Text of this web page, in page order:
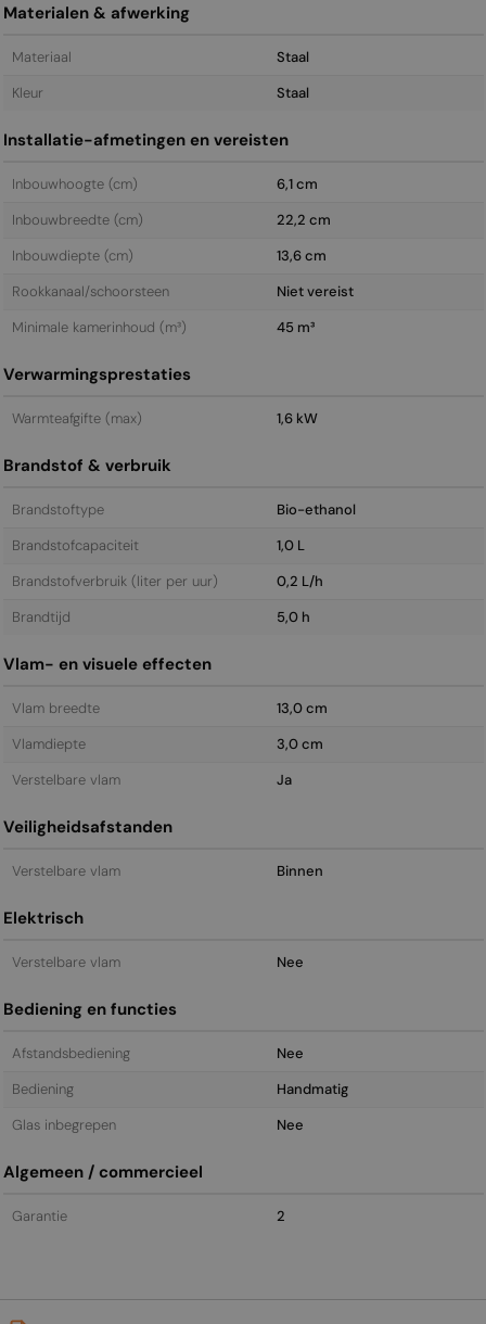
Materialen & afwerking
Materiaal
Staal
Kleur
Staal
Installatie-afmetingen en vereisten
Inbouwhoogte (cm)
6,1 cm
Inbouwbreedte (cm)
22,2 cm
Inbouwdiepte (cm)
13,6 cm
Rookkanaal/schoorsteen
Niet vereist
Minimale kamerinhoud (m³)
45 m³
Verwarmingsprestaties
Warmteafgifte (max) 1,6 kW
Brandstof & verbruik
Brandstoftype
Bio-ethanol
Brandstofcapaciteit
1,0 L
Brandstofverbruik (liter per uur)
0,2 L/h
Brandtijd
5,0 h
Vlam- en visuele effecten
Vlam breedte
13,0 cm
Vlamdiepte
3,0 cm
Verstelbare vlam
Ja
Veiligheidsafstanden
Verstelbare vlam Binnen
Elektrisch
Verstelbare vlam Nee
Bediening en functies
Afstandsbediening
Nee
Bediening
Handmatig
Glas inbegrepen
Nee
Algemeen / commercieel
Garantie 2